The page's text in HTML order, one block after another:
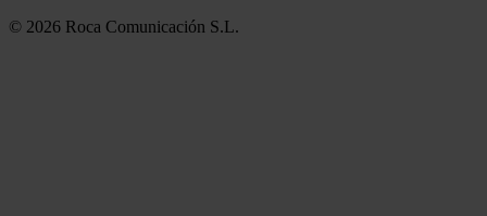
© 2026 Roca Comunicación S.L.